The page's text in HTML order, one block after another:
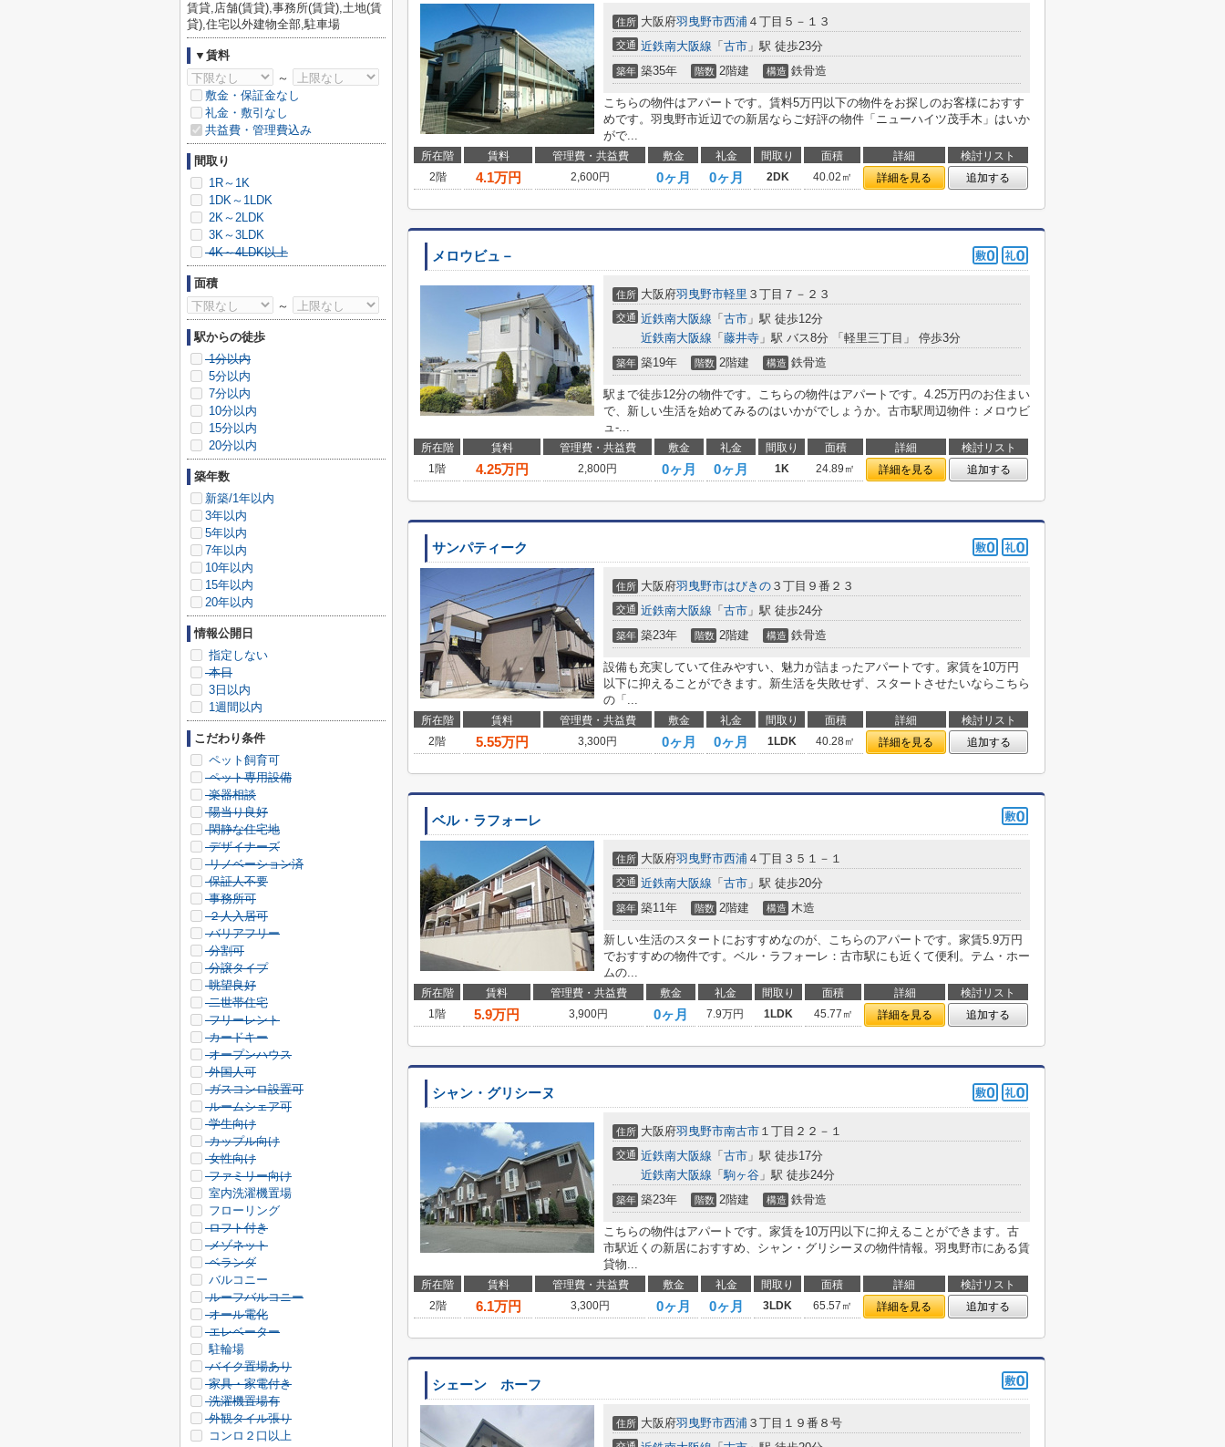
住所 大阪府羽曳野市西浦 ４丁目５－１３
交通 近鉄南大阪線 「 古市 」駅 徒歩23分
築年 築35年 階数 2階建 構造 鉄骨造
こちらの物件はアパートです。賃料5万円以下の物件をお探しのお客様におすす
めです。羽曳野市近辺での新居ならご好評の物件「ニューハイツ茂手木」はいか
がで...
所在階 賃料 管理費・共益費 敷金 礼金 間取り 面積 詳細
検討リスト
2階
4.1万円 2,600円 0ヶ月 0ヶ月 2DK 40.02㎡ 詳細を見る 追加する
メロウビュ－
住所 大阪府羽曳野市軽里 ３丁目７－２３
交通 近鉄南大阪線 「 古市 」駅 徒歩12分
近鉄南大阪線 「 藤井寺 」駅 バス8分 「軽里三丁目」 停歩3分
築年 築19年 階数 2階建 構造 鉄骨造
駅まで徒歩12分の物件です。こちらの物件はアパートです。4.25万円のお住まい
で、新しい生活を始めてみるのはいかがでしょうか。古市駅周辺物件：メロウビ
ュ-...
所在階 賃料 管理費・共益費 敷金 礼金 間取り 面積 詳細
検討リスト
1階
4.25万円 2,800円 0ヶ月 0ヶ月 1K 24.89㎡ 詳細を見る 追加する
サンパティーク
住所 大阪府羽曳野市はびきの ３丁目９番２３
交通 近鉄南大阪線 「 古市 」駅 徒歩24分
築年 築23年 階数 2階建 構造 鉄骨造
設備も充実していて住みやすい、魅力が詰まったアパートです。家賃を10万円
以下に抑えることができます。新生活を失敗せず、スタートさせたいならこちら
の「...
所在階 賃料 管理費・共益費 敷金 礼金 間取り 面積 詳細
検討リスト
2階
5.55万円 3,300円 0ヶ月 0ヶ月 1LDK 40.28㎡ 詳細を見る 追加する
ベル・ラフォーレ
住所 大阪府羽曳野市西浦 ４丁目３５１－１
交通 近鉄南大阪線 「 古市 」駅 徒歩20分
築年 築11年 階数 2階建 構造 木造
新しい生活のスタートにおすすめなのが、こちらのアパートです。家賃5.9万円
でおすすめの物件です。ベル・ラフォーレ：古市駅にも近くて便利。テム・ホー
ムの...
所在階 賃料 管理費・共益費 敷金 礼金 間取り 面積 詳細
検討リスト
1階
5.9万円 3,900円 0ヶ月 7.9万円 1LDK 45.77㎡ 詳細を見る 追加する
シャン・グリシーヌ
住所 大阪府羽曳野市南古市 １丁目２２－１
交通 近鉄南大阪線 「 古市 」駅 徒歩17分
近鉄南大阪線 「駒ヶ谷 」駅 徒歩24分
築年 築23年 階数 2階建 構造 鉄骨造
こちらの物件はアパートです。家賃を10万円以下に抑えることができます。古
市駅近くの新居におすすめ、シャン・グリシーヌの物件情報。羽曳野市にある賃
貸物...
所在階 賃料 管理費・共益費 敷金 礼金 間取り 面積 詳細
検討リスト
2階
6.1万円 3,300円 0ヶ月 0ヶ月 3LDK 65.57㎡ 詳細を見る 追加する
シェーン ホーフ
住所 大阪府羽曳野市西浦 ３丁目１９番８号
賃貸,店舗(賃貸),事務所(賃貸),土地(賃
貸),住宅以外建物全部,駐車場
▼賃料
～
敷金・保証金なし
礼金・敷引なし
共益費・管理費込み
間取り
1R～1K
1DK～1LDK
2K～2LDK
3K～3LDK
4K～4LDK以上
面積
～
駅からの徒歩
1分以内
5分以内
7分以内
10分以内
15分以内
20分以内
築年数
新築/1年以内
3年以内
5年以内
7年以内
10年以内
15年以内
20年以内
情報公開日
指定しない
本日
3日以内
1週間以内
こだわり条件
ペット飼育可
ペット専用設備
楽器相談
陽当り良好
閑静な住宅地
デザイナーズ
リノベーション済
保証人不要
事務所可
２人入居可
バリアフリー
分割可
分譲タイプ
眺望良好
二世帯住宅
フリーレント
カードキー
オープンハウス
外国人可
ガスコンロ設置可
ルームシェア可
学生向け
カップル向け
女性向け
ファミリー向け
室内洗濯機置場
フローリング
ロフト付き
メゾネット
ベランダ
バルコニー
ルーフバルコニー
オール電化
エレベーター
駐輪場
バイク置場あり
家具・家電付き
洗濯機置場有
外観タイル張り
コンロ２口以上